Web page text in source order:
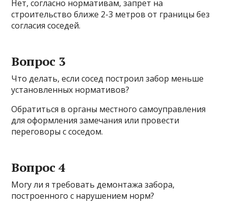
Нет, согласно нормативам, запрет на
строительство ближе 2-3 метров от границы без
согласия соседей.
Вопрос 3
Что делать, если сосед построил забор меньше
установленных нормативов?
Обратиться в органы местного самоуправления
для оформления замечания или провести
переговоры с соседом.
Вопрос 4
Могу ли я требовать демонтажа забора,
построенного с нарушением норм?